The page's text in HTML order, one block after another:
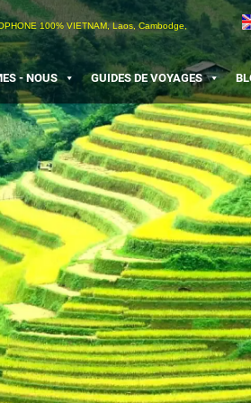
100% VIETNAM, Laos, Cambodge,
- NOUS GUIDES DE VOYAGES